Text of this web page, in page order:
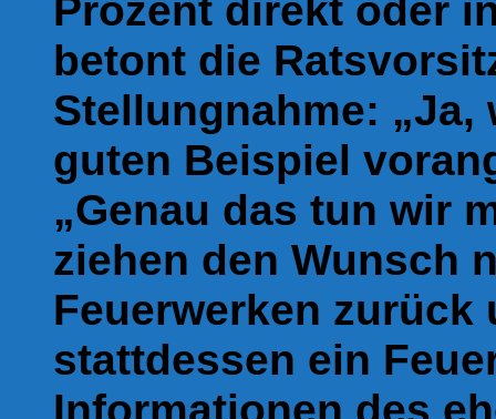
Prozent direkt oder
betont die
Stellungnahme:
guten Beispiel
„Genau das tun wir
ziehen den Wunsch
Feuerwerken zurück
stattdessen ein
Informationen des